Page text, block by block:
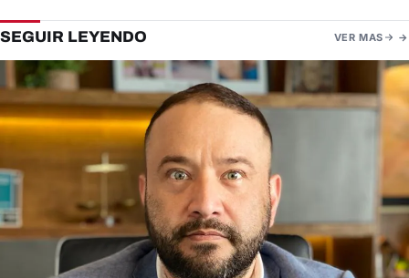
SEGUIR LEYENDO VER MAS